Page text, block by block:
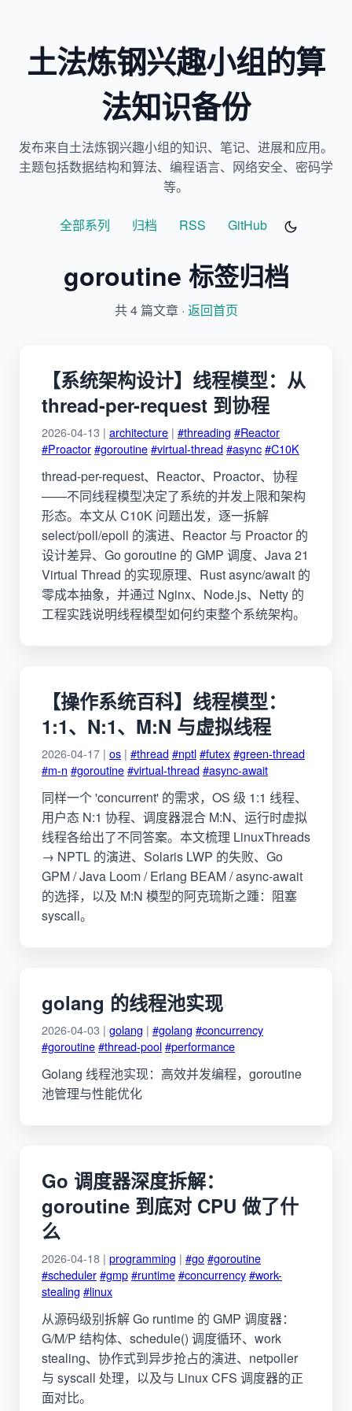
土法炼钢兴趣小组的算
法知识备份
发布来自土法炼钢兴趣小组的知识、笔记、进展和应用。
主题包括数据结构和算法、编程语言、网络安全、密码学
等。
全部系列 归档 RSS GitHub
goroutine 标签归档
共 4 篇文章 · 返回首页
【系统架构设计】线程模型：从
thread-per-request 到协程
2026-04-13 | architecture | #threading #Reactor
#Proactor#goroutine#virtual-thread#async#C10K
thread-per-request、Reactor、Proactor、协程
——不同线程模型决定了系统的并发上限和架构
形态。本文从 C10K 问题出发，逐一拆解
select/poll/epoll 的演进、Reactor 与 Proactor 的
设计差异、Go goroutine 的 GMP 调度、Java 21
Virtual Thread 的实现原理、Rust async/await 的
零成本抽象，并通过 Nginx、Node.js、Netty 的
工程实践说明线程模型如何约束整个系统架构。
【操作系统百科】线程模型：
1:1、N:1、M:N 与虚拟线程
2026-04-17 | os | #thread#nptl#futex#green-thread
#m-n #goroutine#virtual-thread#async-await
同样一个 'concurrent' 的需求，OS 级 1:1 线程、
用户态 N:1 协程、调度器混合 M:N、运行时虚拟
线程各给出了不同答案。本文梳理 LinuxThreads
→ NPTL 的演进、Solaris LWP 的失败、Go
GPM / Java Loom / Erlang BEAM / async-await
的选择，以及 M:N 模型的阿克琉斯之踵：阻塞
syscall。
golang 的线程池实现
2026-04-03 | golang | #golang #concurrency
#goroutine#thread-pool#performance
Golang 线程池实现：高效并发编程，goroutine
池管理与性能优化
Go 调度器深度拆解：
goroutine 到底对 CPU 做了什
么
2026-04-18 | programming | #go#goroutine
#scheduler#gmp#runtime#concurrency#work-
stealing #linux
从源码级别拆解 Go runtime 的 GMP 调度器：
G/M/P 结构体、schedule() 调度循环、work
stealing、协作式到异步抢占的演进、netpoller
与 syscall 处理，以及与 Linux CFS 调度器的正
面对比。